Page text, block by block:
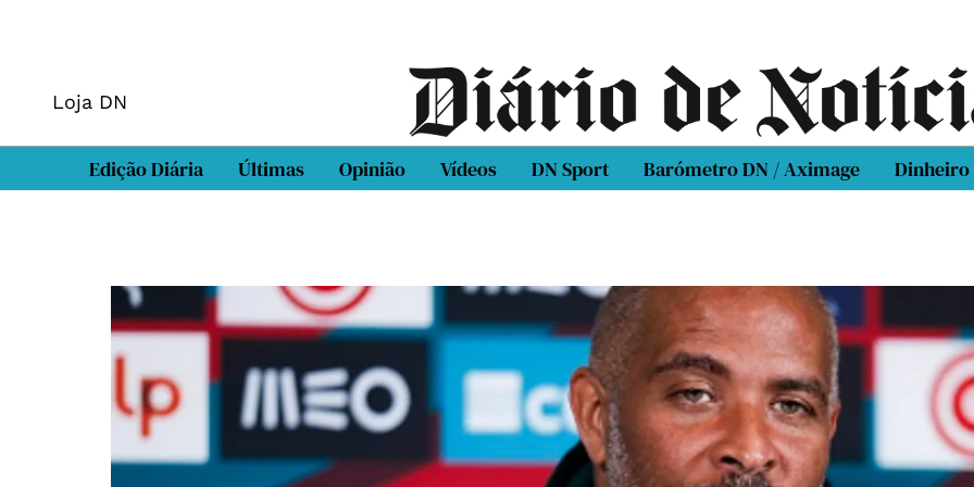
Loja DN
Edição Diária Últimas Opinião Vídeos DN Sport Barómetro DN / Aximage Dinheiro